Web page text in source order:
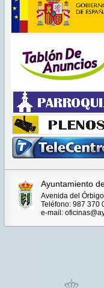
Ayuntamiento
Avenida del
Teléfono: 987 370
e-mail: